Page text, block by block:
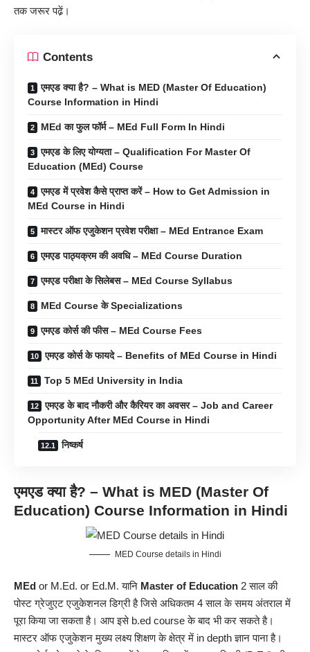
तक जरूर पढे़ं।
Contents
एमएड क्या है? – What is MED (Master Of Education)
Course Information in Hindi
MEd का फुल फॉर्म – MEd Full Form In Hindi
एमएड के लिए योग्यता – Qualification For Master Of
Education (MEd) Course
एमएड में प्रवेश कैसे प्राप्त करें – How to Get Admission in
MEd Course in Hindi
मास्टर ऑफ एजुकेशन प्रवेश परीक्षा – MEd Entrance Exam
एमएड पाठ्यक्रम की अवधि – MEd Course Duration
एमएड परीक्षा के सिलेबस – MEd Course Syllabus
MEd Course के Specializations
एमएड कोर्स की फीस – MEd Course Fees
एमएड कोर्स के फायदे – Benefits of MEd Course in Hindi
Top 5 MEd University in India
एमएड के बाद नौकरी और कैरियर का अवसर – Job and Career
Opportunity After MEd Course in Hindi
निष्कर्ष
एमएड क्या है? – What is MED (Master Of
Education) Course Information in Hindi
MED Course details in Hindi
MEd or M.Ed. or Ed.M. यानि Master of Education 2 साल की
पोस्ट ग्रेजुएट एजुकेशनल डिग्री है जिसे अधिकतम 4 साल के समय अंतराल में
पूरा किया जा सकता है। आप इसे b.ed courseके बाद भी कर सकते है।
मास्टर ऑफ एजुकेशन मुख्य लक्ष्य शिक्षण के क्षेत्र में in depth ज्ञान पाना है।